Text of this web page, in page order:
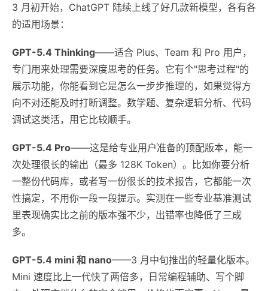
3 月初开始，ChatGPT 陆续上线了好几款新模型，各有各
的适用场景：
GPT-5.4 Thinking——适合 Plus、Team 和 Pro 用户，
专门用来处理需要深度思考的任务。它有个"思考过程"的
展示功能，你能看到它是怎么一步步推理的，如果觉得方
向不对还能及时打断调整。数学题、复杂逻辑分析、代码
调试这类活，用它比较顺手。
GPT-5.4 Pro——这是给专业用户准备的顶配版本，能一
次处理很长的输出（最多 128K Token）。比如你要分析
一整份代码库，或者写一份很长的技术报告，它都能一次
性搞定，不用你一段一段提示。实测在一些专业基准测试
里表现确实比之前的版本强不少，出错率也降低了三成
多。
GPT-5.4 mini 和 nano——3 月中旬推出的轻量化版本。
Mini 速度比上一代快了两倍多，日常编程辅助、写个脚